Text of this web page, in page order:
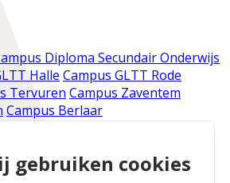
Diploma Secundair Onderwijs
Halle Campus GLTT Rode
Tervuren Campus Zaventem
Campus Berlaar
gebruiken cookies